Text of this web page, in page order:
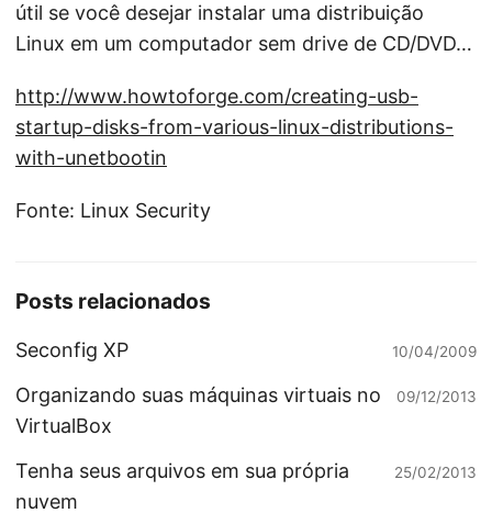
útil se você desejar instalar uma distribuição
Linux em um computador sem drive de CD/DVD…
http://www.howtoforge.com/creating-usb-
startup-disks-from-various-linux-distributions-
with-unetbootin
Fonte: Linux Security
Posts relacionados
Seconfig XP 10/04/2009
Organizando suas máquinas virtuais no
VirtualBox
09/12/2013
Tenha seus arquivos em sua própria
nuvem
25/02/2013